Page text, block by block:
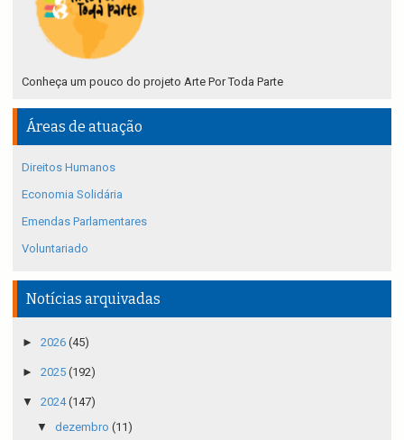
Conheça um pouco do projeto Arte Por Toda Parte
Áreas de atuação
Direitos Humanos
Economia Solidária
Emendas Parlamentares
Voluntariado
Notícias arquivadas
► 2026 (45)
► 2025 (192)
▼ 2024(147)
▼ dezembro (11)